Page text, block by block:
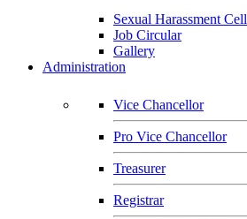
Sexual Harassment Cell
Job Circular
Gallery
Administration
Vice Chancellor
Pro Vice Chancellor
Treasurer
Registrar